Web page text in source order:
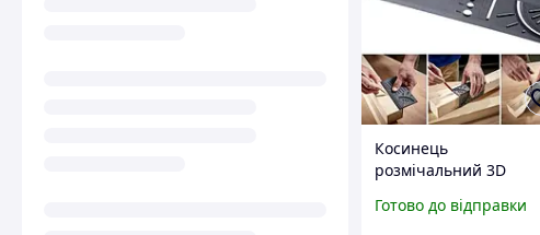
Косинець
розмічальний 3D
багатофункціональний
Готово до відправки